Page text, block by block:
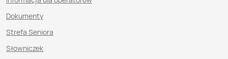
Dokumenty
Strefa Seniora
Słowniczek